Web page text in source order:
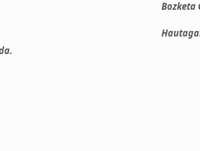
Bozketa